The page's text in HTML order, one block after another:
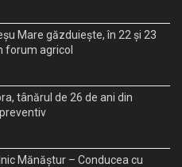
Mare găzduiește, în 22 și 23
forum agricol
tânărul de 26 de ani din
Mănăștur – Conducea cu